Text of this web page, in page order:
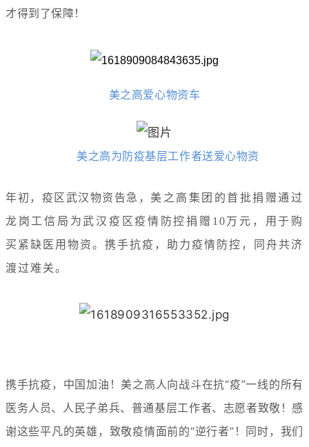
才得到了保障！
美之高爱心物资车
美之高为防疫基层工作者送爱心物资
年初，疫区武汉物资告急， 美之高集团的首批捐赠通过
龙岗工信局为武汉疫区疫情防控捐赠10万元，用于购
买紧缺医用物资。携手抗疫，助力疫情防控，同舟共济
渡过难关。
携手抗疫，中国加油！ 美之高人向战斗在抗“疫”一线的所有
医务人员、人民子弟兵、普通基层工作者、志愿者致敬！ 感
谢这些平凡的英雄，致敬疫情面前的“逆行者”！同时， 我们